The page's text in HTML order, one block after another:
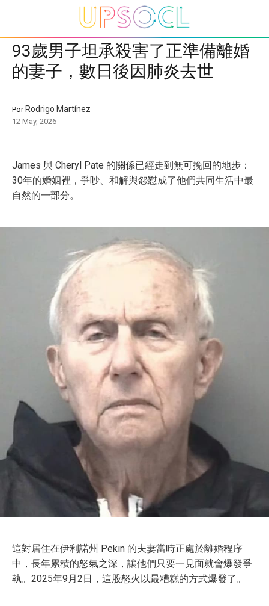
93歲男子坦承殺害了正準備離婚
的妻子，數日後因肺炎去世
Por Rodrigo Martínez
12 May, 2026
James 與 Cheryl Pate 的關係已經走到無可挽回的地步：
30年的婚姻裡，爭吵、和解與怨懟成了他們共同生活中最
自然的一部分。
這對居住在伊利諾州 Pekin 的夫妻當時正處於離婚程序
中，長年累積的怒氣之深，讓他們只要一見面就會爆發爭
執。2025年9月2日，這股怒火以最糟糕的方式爆發了。